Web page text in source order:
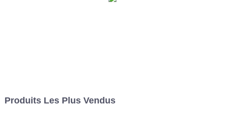
Produits Les Plus Vendus